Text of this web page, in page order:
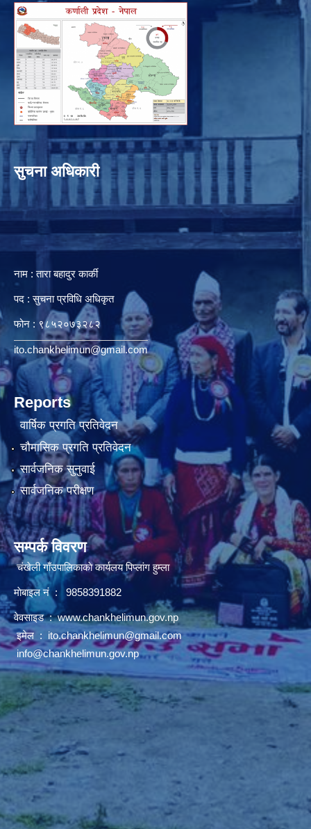
सुचना अधिकारी
नाम : तारा बहादुर कार्की
पद : सुचना प्रविधि अधिकृत
फोन : ९८५२०७३२८२
ito.chankhelimun@gmail.com
Reports
वार्षिक प्रगति प्रतिवेदन
चौमासिक प्रगति प्रतिवेदन
सार्वजनिक सुनुवाई
सार्वजनिक परीक्षण
सम्पर्क विवरण
चंखेली गाँउपालिकाकाे कार्यलय पिप्लांग हुम्ला
माेबाइल नं : 9858391882
वेवसाइड :www.chankhelimun.gov.np
इमेल : ito.chankhelimun@gmail.com
info@chankhelimun.gov.np